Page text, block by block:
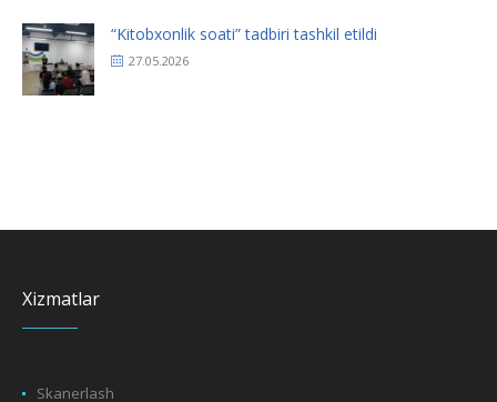
“Kitobxonlik soati” tadbiri tashkil etildi
27.05.2026
Xizmatlar
Skanerlash